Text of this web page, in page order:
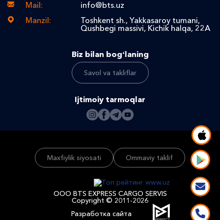
Mail:
info@bts.uz
Manzil:
Toshkent sh., Yakkasaroy tumani,
Qushbegi massivi, Kichik halqa, 22A
Biz bilan bogʻlaning
Savol va takliflar
Ijtimoiy tarmoqlar
Maxfiylik siyosati Ommaviy taklif
ООО BTS EXPRESS CARGO SERVIS
Copyright © 2011-2026
Разработка сайта